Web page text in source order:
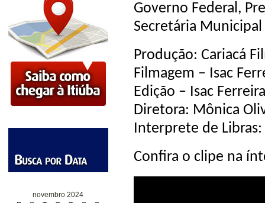
novembro 2024
Governo Federal,
Secretária Municipal
Produção: Cariacá
Filmagem – Isac
Edição – Isac Ferreira
Diretora: Mônica
Interprete de
Confira o clipe na